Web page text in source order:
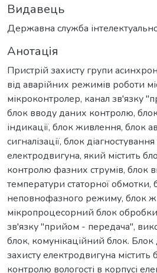
Видавець
Державна служба
Анотація
Пристрій захисту групи
від аварійних режимів роботи
мікроконтролер, канал зв'язку
блок вводу даних контролю,
індикації, блок живлення, блок
сигналізації, блок
електродвигуна, який містить
контролю фазних струмів, блок
температури статорної
неповнофазного режиму, блок
мікропроцесорний блок
зв'язку "прийом - передача",
блок, комунікаційний блок. Блок
захисту електродвигуна містить
контролю вологості в корпусі